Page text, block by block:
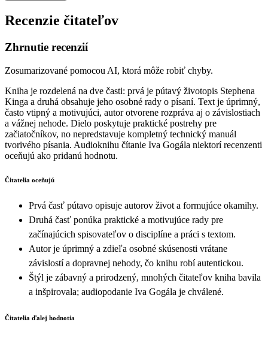
Recenzie čitateľov
Zhrnutie recenzií
Zosumarizované pomocou AI, ktorá môže robiť chyby.
Kniha je rozdelená na dve časti: prvá je pútavý životopis Stephena
Kinga a druhá obsahuje jeho osobné rady o písaní. Text je úprimný,
často vtipný a motivujúci, autor otvorene rozpráva aj o závislostiach
a vážnej nehode. Dielo poskytuje praktické postrehy pre
začiatočníkov, no nepredstavuje kompletný technický manuál
tvorivého písania. Audioknihu čítanie Iva Gogála niektorí recenzenti
oceňujú ako pridanú hodnotu.
Čitatelia oceňujú
Prvá časť pútavo opisuje autorov život a formujúce okamihy.
Druhá časť ponúka praktické a motivujúce rady pre
začínajúcich spisovateľov o disciplíne a práci s textom.
Autor je úprimný a zdieľa osobné skúsenosti vrátane
závislostí a dopravnej nehody, čo knihu robí autentickou.
Štýl je zábavný a prirodzený, mnohých čitateľov kniha bavila
a inšpirovala; audiopodanie Iva Gogála je chválené.
Čitatelia ďalej hodnotia